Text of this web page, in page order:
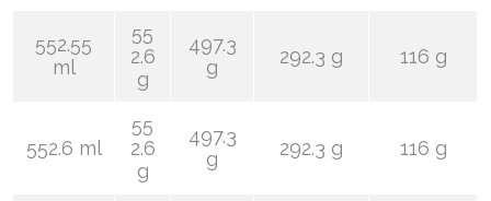
552.55
ml
55
2.6
g
497.3
g
292.3 g 116 g
552.6 ml
55
2.6
g
497.3
g
292.3 g 116 g